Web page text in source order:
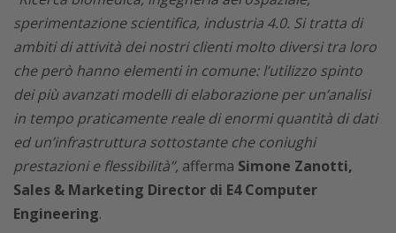
sperimentazione scientifica, industria 4.0. Si tratta di
ambiti di attività dei nostri clienti molto diversi tra loro
che però hanno elementi in comune: l’utilizzo spinto
dei più avanzati modelli di elaborazione per un’analisi
in tempo praticamente reale di enormi quantità di dati
ed un’infrastruttura sottostante che coniughi
prestazioni e flessibilità”, afferma Simone Zanotti,
Sales & Marketing Director di E4 Computer
Engineering.